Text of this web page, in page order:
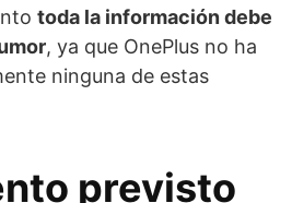
toda la información debe
, ya que OnePlus no ha
ninguna de estas
previsto